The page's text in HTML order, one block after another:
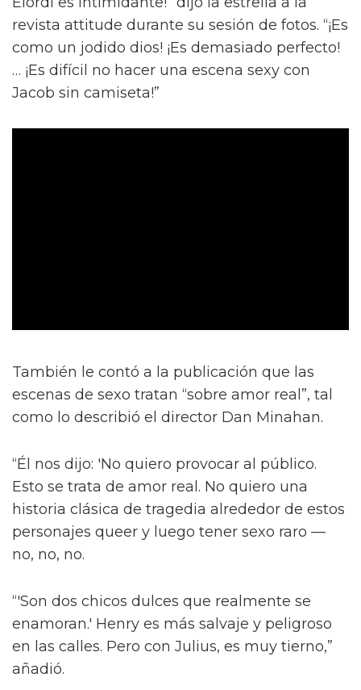
revista attitude durante su sesión de fotos. “¡Es
como un jodido dios! ¡Es demasiado perfecto!
… ¡Es difícil no hacer una escena sexy con
Jacob sin camiseta!”
También le contó a la publicación que las
escenas de sexo tratan “sobre amor real”, tal
como lo describió el director Dan Minahan.
“Él nos dijo: 'No quiero provocar al público.
Esto se trata de amor real. No quiero una
historia clásica de tragedia alrededor de estos
personajes queer y luego tener sexo raro —
no, no, no.
“'Son dos chicos dulces que realmente se
enamoran.' Henry es más salvaje y peligroso
en las calles. Pero con Julius, es muy tierno,”
añadió.